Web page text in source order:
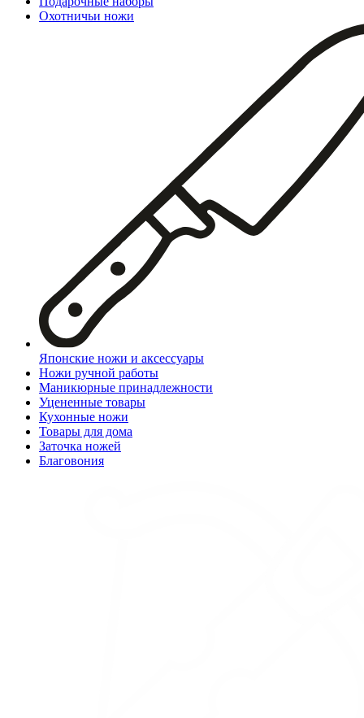
Охотничьи ножи
Японские ножи и аксессуары
Ножи ручной работы
Маникюрные принадлежности
Уцененные товары
Кухонные ножи
Товары для дома
Заточка ножей
Благовония